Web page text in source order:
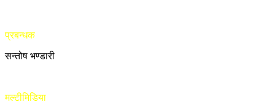
प्रबन्धक
सन्तोष भण्डारी
मल्टीमिडिया